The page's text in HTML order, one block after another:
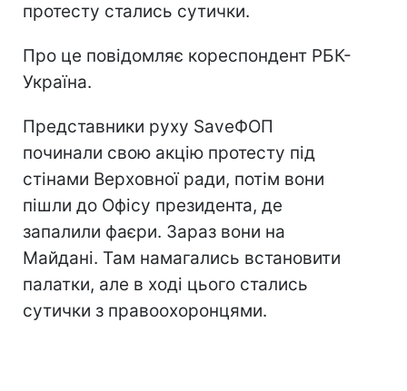
протесту стались сутички.
Про це повідомляє кореспондент РБК-
Україна.
Представники руху SaveФОП
починали свою акцію протесту під
стінами Верховної ради, потім вони
пішли до Офісу президента, де
запалили фаєри. Зараз вони на
Майдані. Там намагались встановити
палатки, але в ході цього стались
сутички з правоохоронцями.